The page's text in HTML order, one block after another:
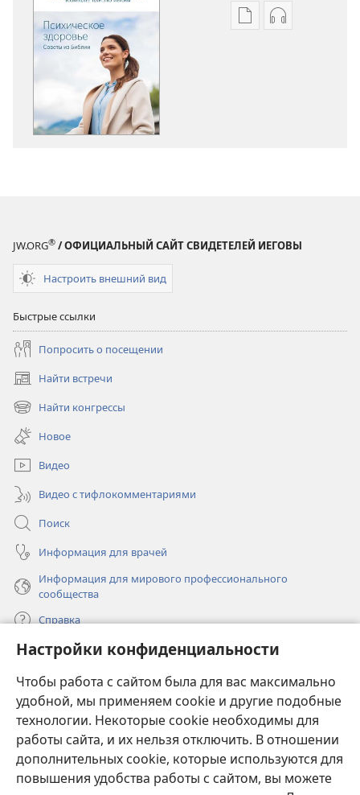
Настройки конфиденциальности
Чтобы работа с сайтом была для вас максимально
удобной, мы применяем cookie и другие подобные
технологии. Некоторые cookie необходимы для
работы сайта, и их нельзя отключить. В отношении
дополнительных cookie, которые используются для
повышения удобства работы с сайтом, вы можете
ВариантыВарианты
JW.ORG® / ОФИЦИАЛЬНЫЙ САЙТ СВИДЕТЕЛЕЙ ИЕГОВЫ
Настроить внешний вид
Быстрые ссылки
Попросить о посещении
Найти встречи
(открывается
в
новом
окне)
Найти конгрессы
(открывается
новом
окне)
Новое
Видео
Видео с тифлокомментариями
Поиск
Информация для врачей
Информация для мирового профессионального
сообщества
Справка
Пожертвования
в
новом
окне)
ОНЛАЙН-БИБЛИОТЕКА Сторожевой башни
(открывается
новом
окне)
JW Hub®
(открывается
в
новомJW Library ®